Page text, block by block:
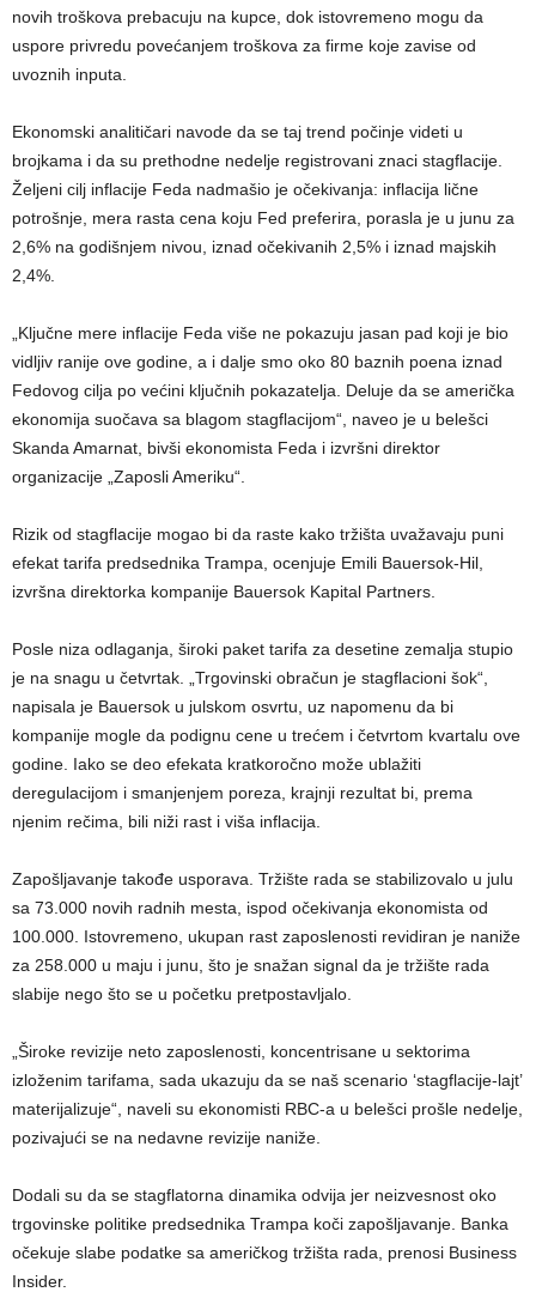
novih troškova prebacuju na kupce, dok istovremeno mogu da
uspore privredu povećanjem troškova za firme koje zavise od
uvoznih inputa.
Ekonomski analitičari navode da se taj trend počinje videti u
brojkama i da su prethodne nedelje registrovani znaci stagflacije.
Željeni cilj inflacije Feda nadmašio je očekivanja: inflacija lične
potrošnje, mera rasta cena koju Fed preferira, porasla je u junu za
2,6% na godišnjem nivou, iznad očekivanih 2,5% i iznad majskih
2,4%.
„Ključne mere inflacije Feda više ne pokazuju jasan pad koji je bio
vidljiv ranije ove godine, a i dalje smo oko 80 baznih poena iznad
Fedovog cilja po većini ključnih pokazatelja. Deluje da se američka
ekonomija suočava sa blagom stagflacijom“, naveo je u belešci
Skanda Amarnat, bivši ekonomista Feda i izvršni direktor
organizacije „Zaposli Ameriku“.
Rizik od stagflacije mogao bi da raste kako tržišta uvažavaju puni
efekat tarifa predsednika Trampa, ocenjuje Emili Bauersok-Hil,
izvršna direktorka kompanije Bauersok Kapital Partners.
Posle niza odlaganja, široki paket tarifa za desetine zemalja stupio
je na snagu u četvrtak. „Trgovinski obračun je stagflacioni šok“,
napisala je Bauersok u julskom osvrtu, uz napomenu da bi
kompanije mogle da podignu cene u trećem i četvrtom kvartalu ove
godine. Iako se deo efekata kratkoročno može ublažiti
deregulacijom i smanjenjem poreza, krajnji rezultat bi, prema
njenim rečima, bili niži rast i viša inflacija.
Zapošljavanje takođe usporava. Tržište rada se stabilizovalo u julu
sa 73.000 novih radnih mesta, ispod očekivanja ekonomista od
100.000. Istovremeno, ukupan rast zaposlenosti revidiran je naniže
za 258.000 u maju i junu, što je snažan signal da je tržište rada
slabije nego što se u početku pretpostavljalo.
„Široke revizije neto zaposlenosti, koncentrisane u sektorima
izloženim tarifama, sada ukazuju da se naš scenario ‘stagflacije-lajt’
materijalizuje“, naveli su ekonomisti RBC-a u belešci prošle nedelje,
pozivajući se na nedavne revizije naniže.
Dodali su da se stagflatorna dinamika odvija jer neizvesnost oko
trgovinske politike predsednika Trampa koči zapošljavanje. Banka
očekuje slabe podatke sa američkog tržišta rada, prenosi Business
Insider.